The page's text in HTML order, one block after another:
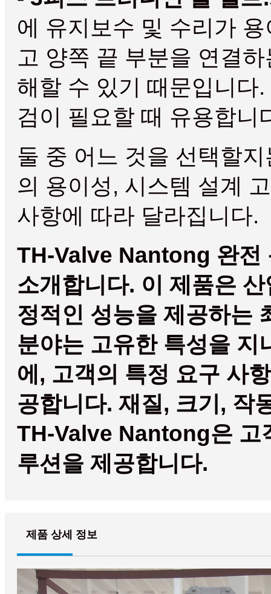
에 유지보수 및 수리가
고 양쪽 끝 부분을 연결
해할 수 있기 때문입니다
검이 필요할 때 유용합니
둘 중 어느 것을 선택할
의 용이성, 시스템 설계
사항에 따라 달라집니다.
TH-Valve Nantong 완전
소개합니다. 이 제품은
정적인 성능을 제공하는
분야는 고유한 특성을 지
에, 고객의 특정 요구 사
공합니다. 재질, 크기, 작
TH-Valve Nantong은 고
루션을 제공합니다.
제품 상세 정보